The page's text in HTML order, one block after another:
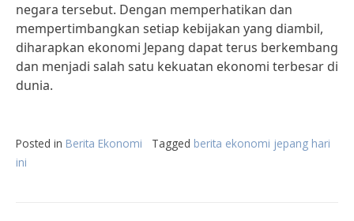
negara tersebut. Dengan memperhatikan dan
mempertimbangkan setiap kebijakan yang diambil,
diharapkan ekonomi Jepang dapat terus berkembang
dan menjadi salah satu kekuatan ekonomi terbesar di
dunia.
Posted in Berita Ekonomi Tagged berita ekonomi jepang hari
ini